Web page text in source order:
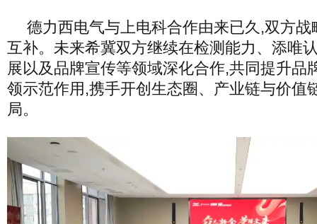
德力西电气与上电科合作由来已久,双方
互补。未来希冀双方继续在检测能力、添唯
展以及品牌宣传等领域深化合作,共同提升品
领示范作用,携手开创生态圈、产业链与价值
局。